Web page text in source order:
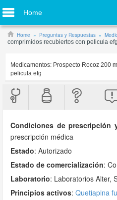
Home
Home Preguntas y Respuestas
comprimidos recubiertos con pelicula efg
Medicamentos: Prospecto Rocoz 200
pelicula efg
Condiciones de prescripción
prescripción médica
Estado: Autorizado
Estado de comercialización:
Laboratorio: Laboratorios Alter,
Principios activos: Quetiapina